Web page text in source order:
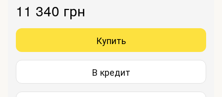
11 340 грн
Купить
В кредит